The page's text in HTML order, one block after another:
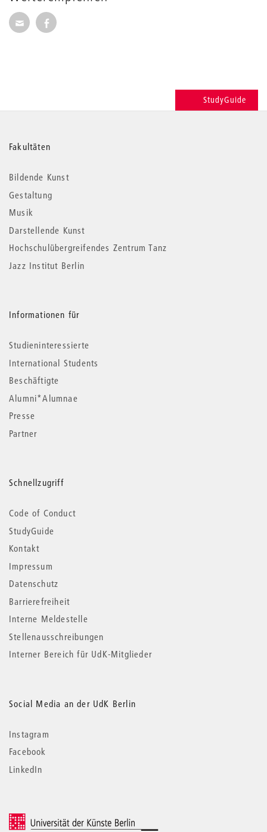
Seite per E-Mail weiterempfehlen
Seite auf Facebook weiterempfehlen
StudyGuide
Weitere
Informationen
Fakultäten
Bildende Kunst
Gestaltung
Musik
Darstellende Kunst
Hochschulübergreifendes Zentrum Tanz
Jazz Institut Berlin
Informationen für
Studieninteressierte
International Students
Beschäftigte
Alumni*Alumnae
Presse
Partner
Schnellzugriff
Code of Conduct
StudyGuide
Kontakt
Impressum
Datenschutz
Barrierefreiheit
Interne Meldestelle
Stellenausschreibungen
Interner Bereich für UdK-Mitglieder
Social Media an der UdK Berlin
Instagram
Facebook
LinkedIn
© 2026 Universität der Künste Berlin